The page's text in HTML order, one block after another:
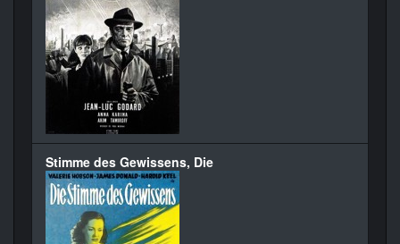
Stimme des Gewissens, Die